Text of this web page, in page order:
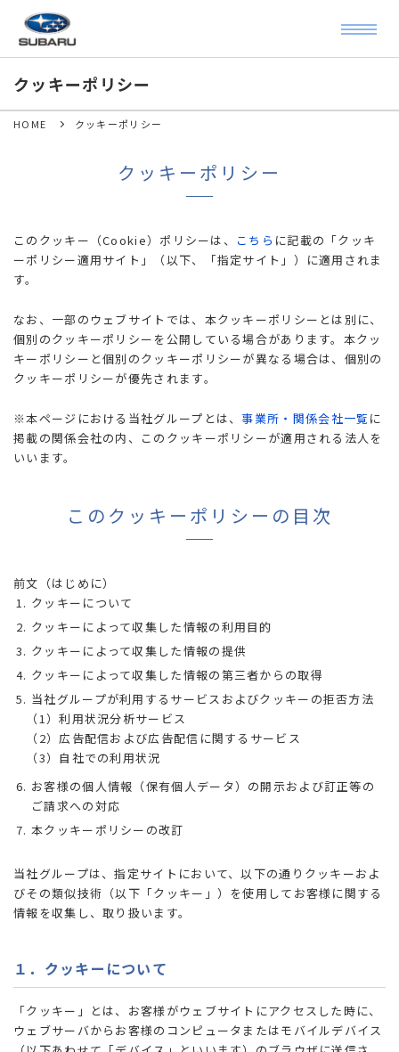
クッキーポリシー
HOME クッキーポリシー
クッキーポリシー
このクッキー（Cookie）ポリシーは、 こちら に記載の「クッキ
ーポリシー適用サイト」（以下、「指定サイト」）に適用されま
す。
なお、一部のウェブサイトでは、本クッキーポリシーとは別に、
個別のクッキーポリシーを公開している場合があります。本クッ
キーポリシーと個別のクッキーポリシーが異なる場合は、個別の
クッキーポリシーが優先されます。
※本ページにおける当社グループとは、事業所・関係会社一覧 に
掲載の関係会社の内、このクッキーポリシーが適用される法人を
いいます。
このクッキーポリシーの目次
前文（はじめに）
クッキーについて
クッキーによって収集した情報の利用目的
クッキーによって収集した情報の提供
クッキーによって収集した情報の第三者からの取得
当社グループが利用するサービスおよびクッキーの拒否方法
（1）利用状況分析サービス
（2）広告配信および広告配信に関するサービス
（3）自社での利用状況
お客様の個人情報（保有個人データ）の開示および訂正等の
ご請求への対応
本クッキーポリシーの改訂
当社グループは、指定サイトにおいて、以下の通りクッキーおよ
びその類似技術（以下「クッキー」）を使用してお客様に関する
情報を収集し、取り扱います。
１．クッキーについて
「クッキー」とは、お客様がウェブサイトにアクセスした時に、
ウェブサーバからお客様のコンピュータまたはモバイルデバイス